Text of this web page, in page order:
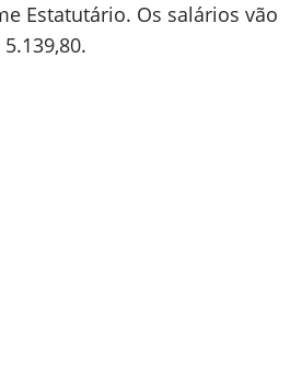
Estatutário. Os salários vão